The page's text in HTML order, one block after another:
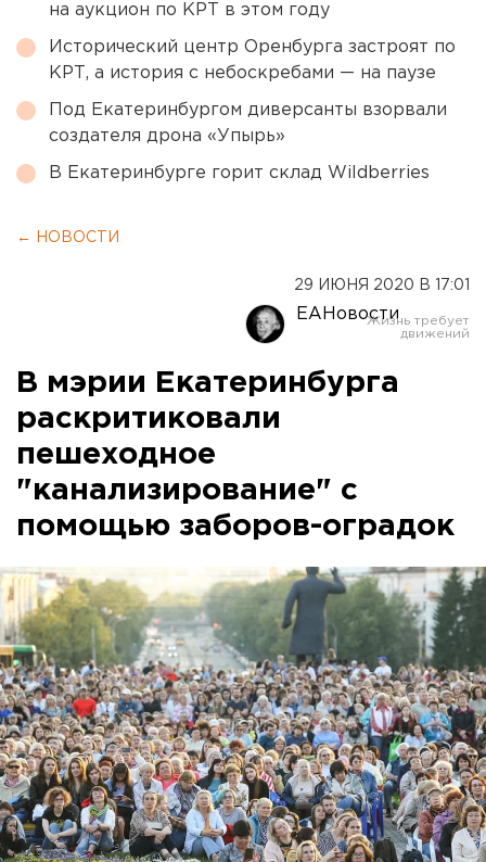
на аукцион по КРТ в этом году
Исторический центр Оренбурга застроят по
КРТ, а история с небоскребами — на паузе
Под Екатеринбургом диверсанты взорвали
создателя дрона «Упырь»
В Екатеринбурге горит склад Wildberries
← НОВОСТИ
29 ИЮНЯ 2020 В 17:01
ЕАНовости
В мэрии Екатеринбурга
раскритиковали
пешеходное
"канализирование" с
помощью заборов-оградок